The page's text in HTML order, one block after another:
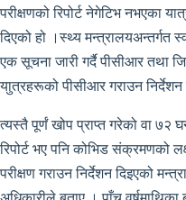
परीक्षणको रिपोर्ट नेगेटिभ नभएका
दिएको हो ।स्थ्य
एक सूचना जारी गर्दै पीसीआर तथा
याुत्रहरूको पीसीआर गराउन निर्देशन
त्यस्तै पूर्णं खोप प्राप्त गरेको वा ७२
रिपोर्ट भए पनि कोभिड संक्रमणको
परीक्षण गराउन निर्देशन दिइएको